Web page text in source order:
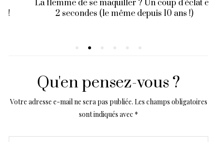
La flemme de se maquiller ? Un coup d’éclat en
2 secondes (le même depuis 10 ans !)
Qu'en pensez-vous ?
Votre adresse e-mail ne sera pas publiée. Les champs obligatoires
sont indiqués avec *